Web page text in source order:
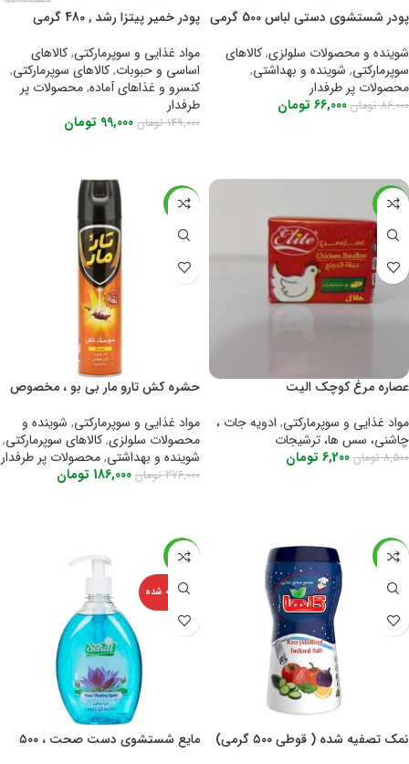
پودر شستشوی دستی لباس 500 گرمی
شوینده و محصولات سلولزی,کالاهای
سوپرمارکتی, شوینده و بهداشتی,
محصولات پر طرفدار
86,000 تومان 66,000 تومان
پودر خمیر پیتزا رشد , 480 گرمی
مواد غذایی و سوپرمارکتی,کالاهای
اساسی و حبوبات,کالاهای سوپرمارکتی,
کنسرو و غذاهای آماده,محصولات پر
طرفدار
149,000 تومان 99,000 تومان
-27%
عصاره مرغ کوچک الیت
مواد غذایی و سوپرمارکتی, ادویه جات ،
چاشنی، سس ها، ترشیجات
8,500 تومان 6,200 تومان
-33%
حشره کش تارو مار بی بو ، مخصوص
مواد غذایی و سوپرمارکتی, شوینده و
محصولات سلولزی,کالاهای سوپرمارکتی,
شوینده و بهداشتی,محصولات پر طرفدار
276,000 تومان 186,000 تومان
-41%
نمک تصفیه شده ( قوطی ۵۰۰ گرمی)
-18%
فروخته شده
مایع شستشوی دست صحت ، ۵۰۰